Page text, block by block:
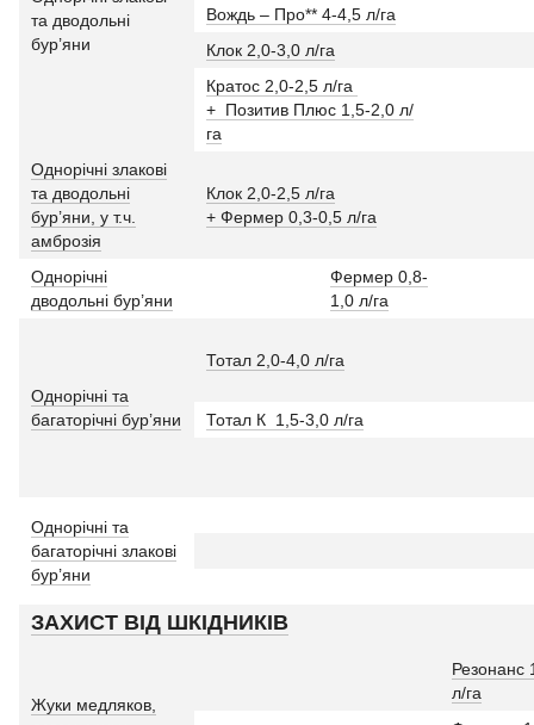
та дводольні
бур’яни
Вождь – Про** 4-4,5 л/га
Клок 2,0-3,0 л/га
Кратос 2,0-2,5 л/га
+ Позитив Плюс 1,5-2,0 л/
га
Однорічні злакові
та дводольні
бур’яни, у т.ч.
амброзія
Клок 2,0-2,5 л/га
+ Фермер 0,3-0,5 л/га
Однорічні
дводольні бур’яни
Фермер 0,8-
1,0 л/га
Однорічні та
багаторічні бур’яни
Тотал 2,0-4,0 л/га
Тотал К 1,5-3,0 л/га
Однорічні та
багаторічні злакові
бур’яни
ЗАХИСТ ВІД ШКІДНИКІВ
Жуки медляков,
Резонанс
л/га